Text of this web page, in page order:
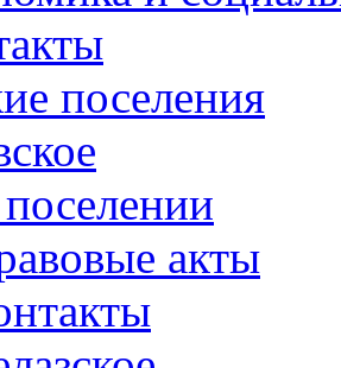
поселения
акты